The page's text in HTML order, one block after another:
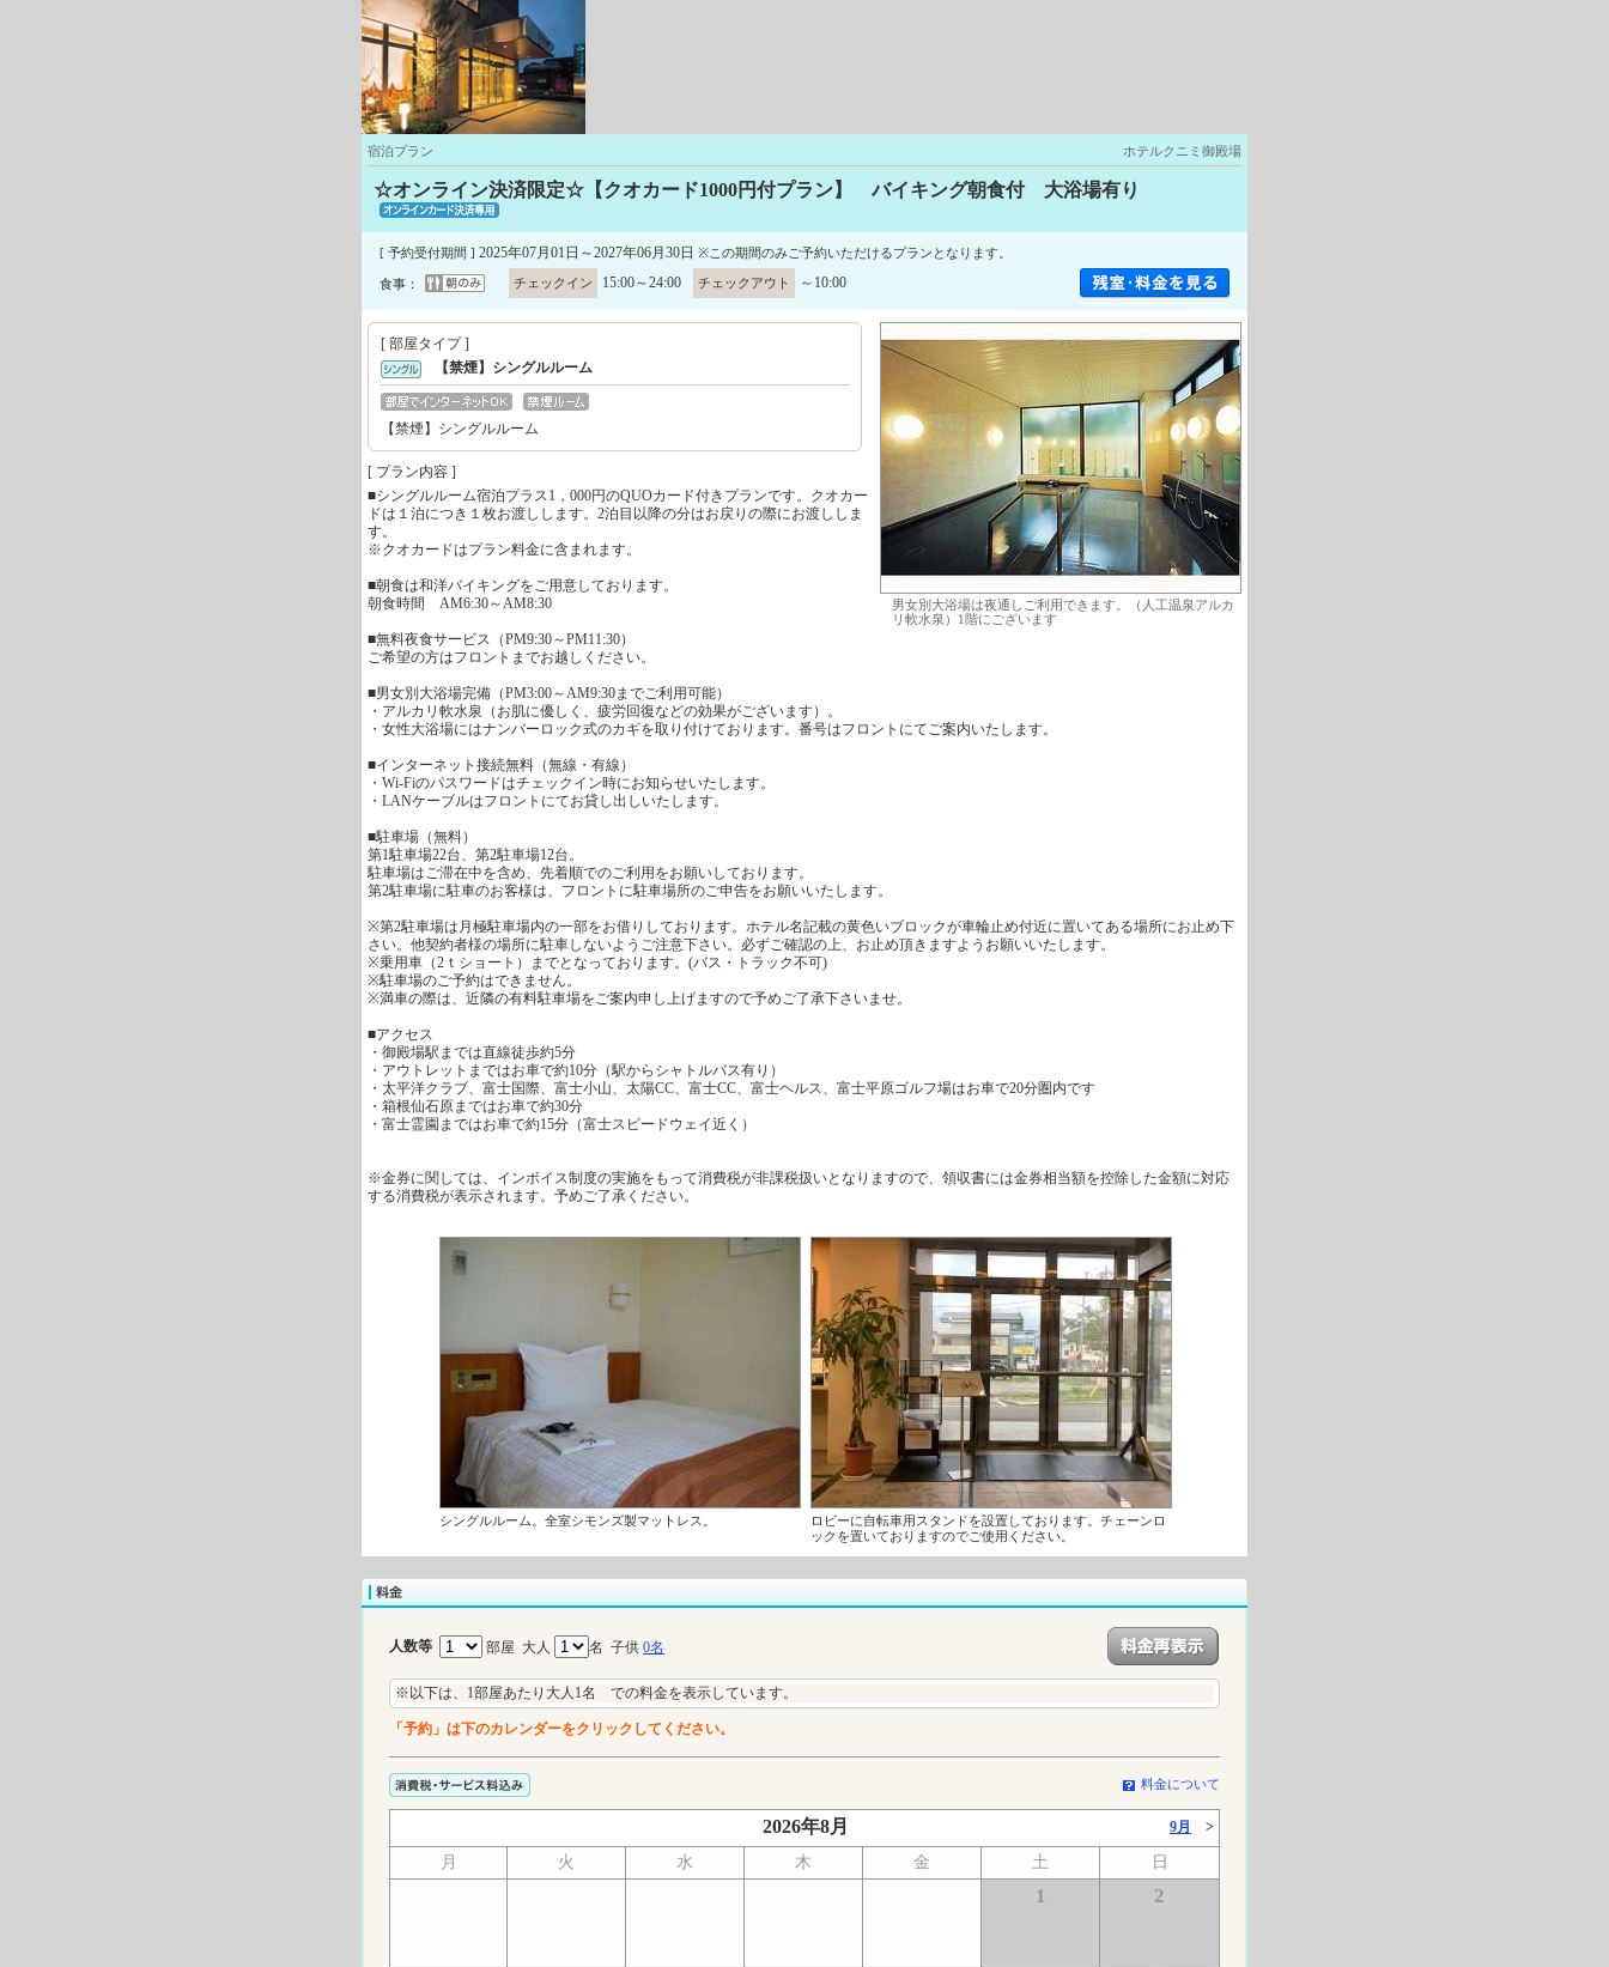
宿泊プラン ホテルクニミ御殿場
☆オンライン決済限定☆【クオカード1000円付プラン】 バイキング朝食付 大浴場有り
[ 予約受付期間 ] 2025年07月01日～2027年06月30日 ※この期間のみご予約いただけるプランとなります。
食事： チェックイン 15:00～24:00 チェックアウト ～10:00
[ 部屋タイプ ]
【禁煙】シングルルーム
【禁煙】シングルルーム
男女別大浴場は夜通しご利用できます。（人工温泉アルカ
リ軟水泉）1階にございます
[ プラン内容 ]
■シングルルーム宿泊プラス1，000円のQUOカード付きプランです。クオカー
ドは１泊につき１枚お渡しします。2泊目以降の分はお戻りの際にお渡ししま
す。
※クオカードはプラン料金に含まれます。
■朝食は和洋バイキングをご用意しております。
朝食時間 AM6:30～AM8:30
■無料夜食サービス（PM9:30～PM11:30）
ご希望の方はフロントまでお越しください。
■男女別大浴場完備（PM3:00～AM9:30までご利用可能）
・アルカリ軟水泉（お肌に優しく、疲労回復などの効果がございます）。
・女性大浴場にはナンバーロック式のカギを取り付けております。番号はフロントにてご案内いたします。
■インターネット接続無料（無線・有線）
・Wi-Fiのパスワードはチェックイン時にお知らせいたします。
・LANケーブルはフロントにてお貸し出しいたします。
■駐車場（無料）
第1駐車場22台、第2駐車場12台。
駐車場はご滞在中を含め、先着順でのご利用をお願いしております。
第2駐車場に駐車のお客様は、フロントに駐車場所のご申告をお願いいたします。
※第2駐車場は月極駐車場内の一部をお借りしております。ホテル名記載の黄色いブロックが車輪止め付近に置いてある場所にお止め下
さい。他契約者様の場所に駐車しないようご注意下さい。必ずご確認の上、お止め頂きますようお願いいたします。
※乗用車（2ｔショート）までとなっております。(バス・トラック不可)
※駐車場のご予約はできません。
※満車の際は、近隣の有料駐車場をご案内申し上げますので予めご了承下さいませ。
■アクセス
・御殿場駅までは直線徒歩約5分
・アウトレットまではお車で約10分（駅からシャトルバス有り）
・太平洋クラブ、富士国際、富士小山、太陽CC、富士CC、富士ヘルス、富士平原ゴルフ場はお車で20分圏内です
・箱根仙石原まではお車で約30分
・富士霊園まではお車で約15分（富士スピードウェイ近く）
※金券に関しては、インボイス制度の実施をもって消費税が非課税扱いとなりますので、領収書には金券相当額を控除した金額に対応
する消費税が表示されます。予めご了承ください。
シングルルーム。全室シモンズ製マットレス。
ロビーに自転車用スタンドを設置しております。チェーンロ
ックを置いておりますのでご使用ください。
人数等 部屋 大人 名 子供 0名
※以下は、1部屋あたり大人1名 での料金を表示しています。
「予約」は下のカレンダーをクリックしてください。
料金について
2026年8月 9月 >
月 火 水 木 金 土 日
1 2